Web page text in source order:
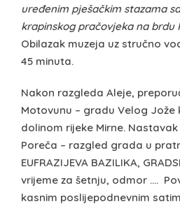
uređenim pješačkim stazama
krapinskog pračovjeka na brdu
Obilazak muzeja uz stručno
45 minuta.
Nakon razgleda Aleje,
Motovunu – gradu Velog
dolinom rijeke Mirne.
Poreča – razgled grada u
EUFRAZIJEVA BAZILIKA,
vrijeme za šetnju, odmor ….
kasnim poslijepodnevnim